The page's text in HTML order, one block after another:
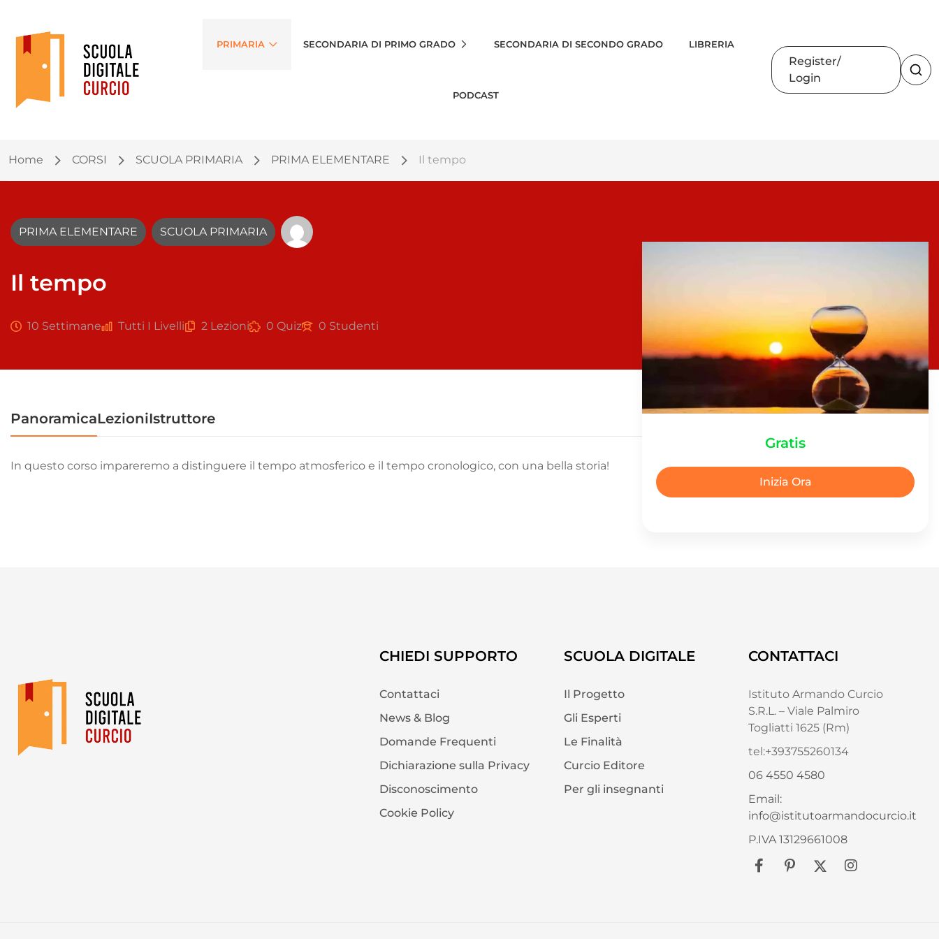
PRIMARIA SECONDARIA DI PRIMO GRADO SECONDARIA DI SECONDO GRADO LIBRERIA
PODCAST
Register
Login
Home CORSI SCUOLA PRIMARIA PRIMA ELEMENTARE Il tempo
PRIMA ELEMENTARE SCUOLA PRIMARIA
Il tempo
10 Settimane Tutti I Livelli 2 Lezioni 0 Quiz 0 Studenti
PanoramicaLezioniIstruttore
In questo corso impareremo a distinguere il tempo atmosferico e il tempo cronologico, con una bella storia!
Gratis
Inizia Ora
CHIEDI SUPPORTO
Contattaci
News & Blog
Domande Frequenti
Dichiarazione sulla Privacy
Disconoscimento
Cookie Policy
SCUOLA DIGITALE
Il Progetto
Gli Esperti
Le Finalità
Curcio Editore
Per gli insegnanti
CONTATTACI
Istituto Armando Curcio
S.R.L. – Viale Palmiro
Togliatti 1625 (Rm)
tel:+393755260134
06 4550 4580
Email:
info@istitutoarmandocurcio.it
P.IVA 13129661008